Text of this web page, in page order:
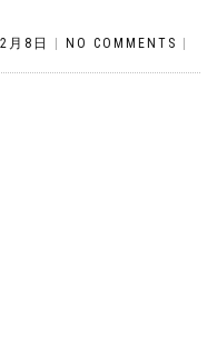
月8日 NO COMMENTS